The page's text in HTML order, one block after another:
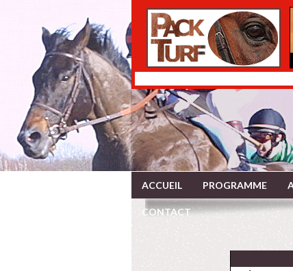
ACCUEIL PROGRAMME
CONTACT